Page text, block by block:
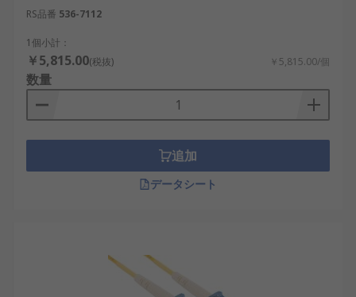
RS品番 536-7112
1個小計：
￥5,815.00(税抜) ￥5,815.00/個
数量
追加
データシート